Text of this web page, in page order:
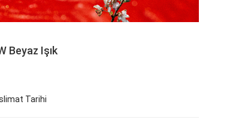
Beyaz Işık
Tarihi